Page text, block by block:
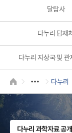
A
달탐사
다누리 탑재체
다누리 지상국 및 관
HOME 다누리
다누리 과학자료 공